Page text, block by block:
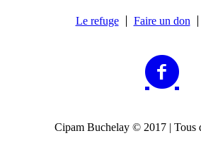
Le refuge Faire un don
Cipam Buchelay © 2017 | Tous